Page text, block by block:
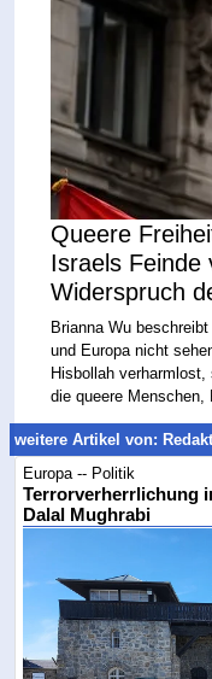
Queere
Israels Feinde
Widerspruch
Brianna Wu
und Europa nicht
Hisbollah
die queere Menschen,
weitere Artikel von:
Europa -- Politik
Terrorverherrlichung
Dalal Mughrabi